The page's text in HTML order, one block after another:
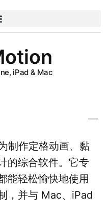
iPad & Mac
制作定格动画、黏
的综合软件。它专
能轻松愉快地使用
，并与 Mac、iPad